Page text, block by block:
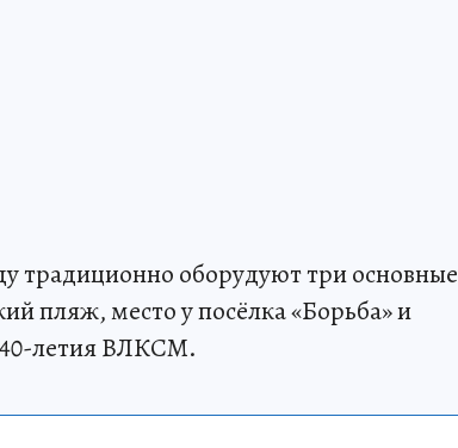
традиционно оборудуют три основные
пляж, место у посёлка «Борьба» и
летия ВЛКСМ.